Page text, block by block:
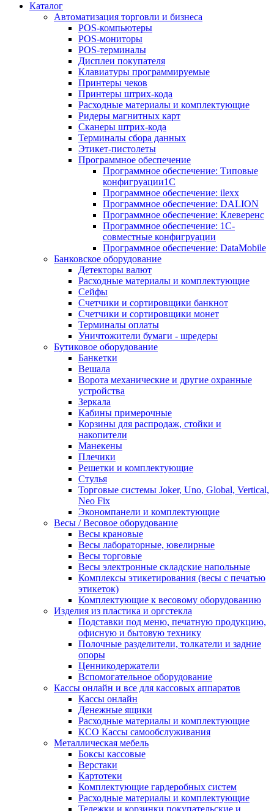
Каталог
Автоматизация торговли и бизнеса
POS-компьютеры
POS-мониторы
POS-терминалы
Дисплеи покупателя
Клавиатуры программируемые
Принтеры чеков
Принтеры штрих-кода
Расходные материалы и комплектующие
Ридеры магнитных карт
Сканеры штрих-кода
Терминалы сбора данных
Этикет-пистолеты
Программное обеспечение
Программное обеспечение: Типовые
конфигруации1С
Программное обеспечение: ilexx
Программное обеспечение: DALION
Программное обеспечение: Клеверенс
Программное обеспечение: 1С-
совместные конфигруации
Программное обеспечение: DataMobile
Банковское оборудование
Детекторы валют
Расходные материалы и комплектующие
Сейфы
Счетчики и сортировщики банкнот
Счетчики и сортировщики монет
Терминалы оплаты
Уничтожители бумаги - шредеры
Бутиковое оборудование
Банкетки
Вешала
Ворота механические и другие охранные
устройства
Зеркала
Кабины примерочные
Корзины для распродаж, стойки и
накопители
Манекены
Плечики
Решетки и комплектующие
Стулья
Торговые системы Joker, Uno, Global, Vertical,
Neo Fix
Экономпанели и комплектующие
Весы / Весовое оборудование
Весы крановые
Весы лабораторные, ювелирные
Весы торговые
Весы электронные складские напольные
Комплексы этикетирования (весы с печатью
этикеток)
Комплектующие к весовому оборудованию
Изделия из пластика и оргстекла
Подставки под меню, печатную продукцию,
офисную и бытовую технику
Полочные разделители, толкатели и задние
опоры
Ценникодержатели
Вспомогательное оборудование
Кассы онлайн и все для кассовых аппаратов
Кассы онлайн
Денежные ящики
Расходные материалы и комплектующие
КСО Кассы самообслуживания
Металлическая мебель
Боксы кассовые
Верстаки
Картотеки
Комплектующие гардеробных систем
Расходные материалы и комплектующие
Тележки и корзинки покупательские и